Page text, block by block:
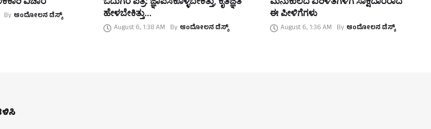
By ಆಂದೋಲನ ಡೆಸ್ಕ್
ಹೇಳಬೇಕಿತ್ತು…
August 6, 1:38 AM By ಆಂದೋಲನ ಡೆಸ್ಕ್
ಈ ಪೀಳಿಗೆಗಳು
August 6, 1:36 AM By ಆಂದೋಲನ ಡೆಸ್ಕ್